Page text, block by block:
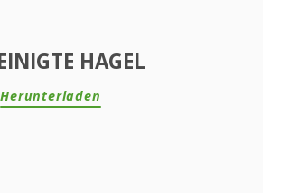
HAGEL
Herunterladen